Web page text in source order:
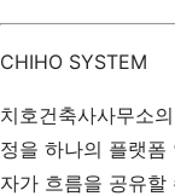
CHIHO SYSTEM
치호건축사사무소
정을 하나의 플랫폼
자가 흐름을 공유할